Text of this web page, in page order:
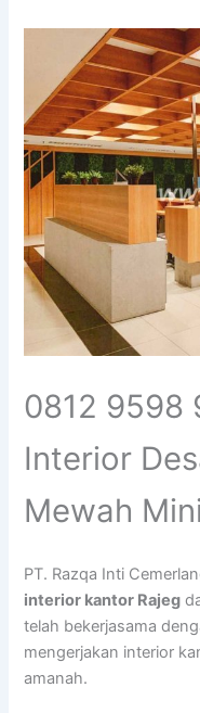
0812 9598
Interior
Mewah
PT. Razqa Inti
interior kantor Rajeg
telah bekerjasama
mengerjakan interior
amanah.